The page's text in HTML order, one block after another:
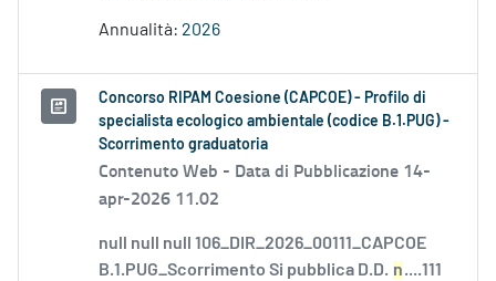
Annualità: 2026
Concorso RIPAM Coesione (CAPCOE) - Profilo di
specialista ecologico ambientale (codice B.1.PUG) -
Scorrimento graduatoria
Contenuto Web - Data di Pubblicazione 14-
apr-2026 11.02
null null null 106_DIR_2026_00111_CAPCOE
B.1.PUG_Scorrimento Si pubblica D.D. n....111